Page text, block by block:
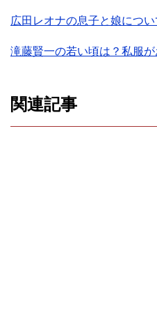
広田レオナの息子と娘につ
滝藤賢一の若い頃は？私服
関連記事